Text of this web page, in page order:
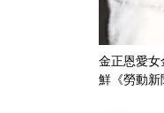
金正恩愛
鮮《勞動新